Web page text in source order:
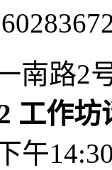
南路2
工作
午